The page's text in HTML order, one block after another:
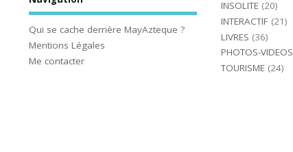
Qui se cache derrière MayAzteque ?
Mentions Légales
Me contacter
INSOLITE(20)
INTERACTIF(21)
LIVRES (36)
PHOTOS-VIDEOS
TOURISME(24)